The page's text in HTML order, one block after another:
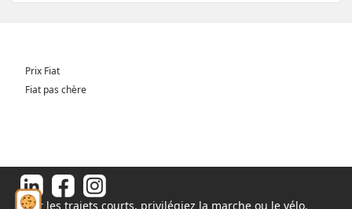
Prix Fiat
Fiat pas chère
Pour les trajets courts, privilégiez la marche ou le vélo.